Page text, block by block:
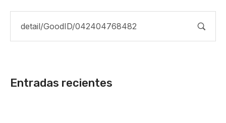
Entradas recientes